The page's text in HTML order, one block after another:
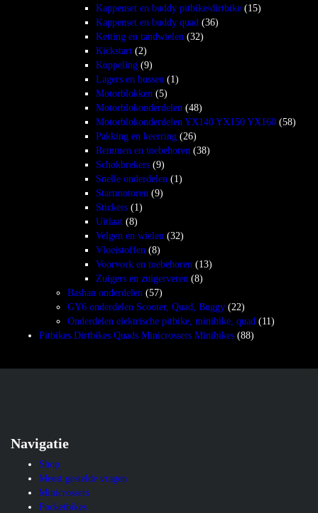
Kappenset en buddy pitbike/dirtbike (15)
Kappenset en buddy quad (36)
Ketting en tandwielen (32)
Kickstart (2)
Koppeling (9)
Lagers en bussen (1)
Motorblokken (5)
Motorblokonderdelen (48)
Motorblokonderdelen YX140 YX150 YX160 (58)
Pakking en keerring (26)
Remmen en toebehoren (38)
Schokbrekers (9)
Snelle onderdelen (1)
Startmotoren (9)
Stickers (1)
Uitlaat (8)
Velgen en wielen (32)
Vloeistoffen (8)
Voorvork en toebehoren (13)
Zuigers en zuigerveren (8)
Bashan onderdelen (57)
GY6 onderdelen Scooter, Quad, Buggy (22)
Onderdelen elektrische pitbike, minibike, quad (11)
Pitbikes Dirtbikes Quads Minicrossers Minibikes (88)
Navigatie
Shop
Meest gestelde vragen
Minicrossers
Pocketbikes